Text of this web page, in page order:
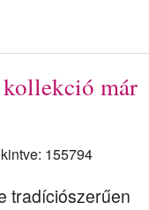
már
155794
tradíciószerűen